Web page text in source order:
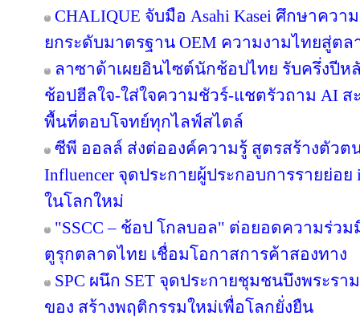
CHALIQUE จับมือ Asahi Kasei ศึกษาคว
ยกระดับมาตรฐาน OEM ความงามไทยสู่ตล
ลาซาด้าเผยอินไซต์นักช้อปไทย รับครึ่งปีห
ช้อปฮีลใจ-ใส่ใจความชัวร์-แชตรัวถาม AI
พื้นที่ตอบโจทย์ทุกไลฟ์สไตล์
ซีพี ออลล์ ส่งต่อองค์ความรู้ สูตรสร้างตัวต
Influencer จุดประกายผู้ประกอบการรายย่อ
ในโลกใหม่
"SSCC – ช้อป โกลบอล" ต่อยอดความร่ว
ตูรุกตลาดไทย เชื่อมโอกาสการค้าสองทาง
SPC ผนึก SET จุดประกายชุมชนบึงพระร
ของ สร้างพฤติกรรมใหม่เพื่อโลกยั่งยืน